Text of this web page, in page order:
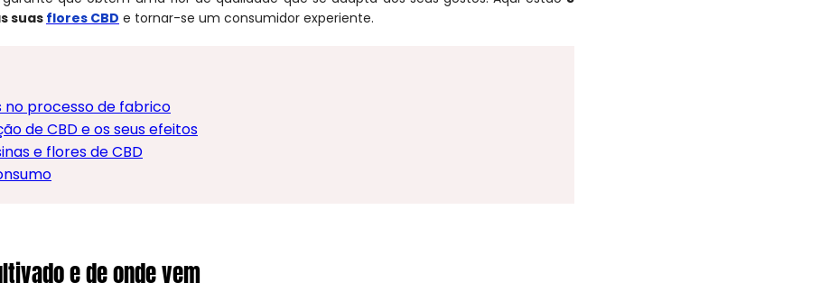
suas flores CBD e tornar-se um consumidor experiente.
no processo de fabrico
de CBD e os seus efeitos
e flores de CBD
e de onde vem